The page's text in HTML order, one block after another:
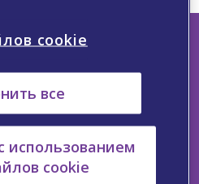
больше о нас
о нежелательном явлении
информации
персональных данных
cookie
все
использованием
cookie